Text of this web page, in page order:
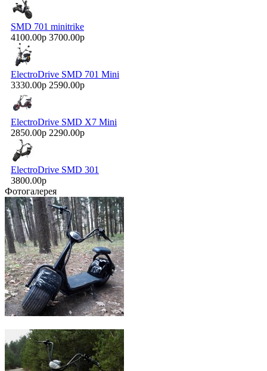
SMD 701 minitrike
4100.00р 3700.00р
ElectroDrive SMD 701 Mini
3330.00р 2590.00р
ElectroDrive SMD X7 Mini
2850.00р 2290.00р
ElectroDrive SMD 301
3800.00р
Фотогалерея